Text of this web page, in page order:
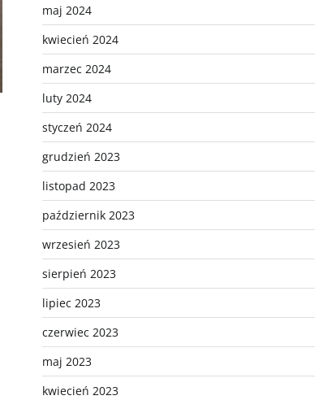
maj 2024
kwiecień 2024
marzec 2024
luty 2024
styczeń 2024
grudzień 2023
listopad 2023
październik 2023
wrzesień 2023
sierpień 2023
lipiec 2023
czerwiec 2023
maj 2023
kwiecień 2023